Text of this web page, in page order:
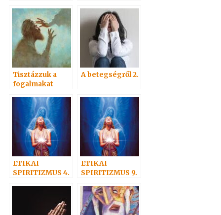
MEGBOCSÁTÁS
RÓL, A
KÖNYÖRÜLETR
ŐL
Tisztázzuk a
fogalmakat
A betegségről 2.
ETIKAI
SPIRITIZMUS 4.
ETIKAI
SPIRITIZMUS 9.
kötelez. Az
igazság
harcosai.